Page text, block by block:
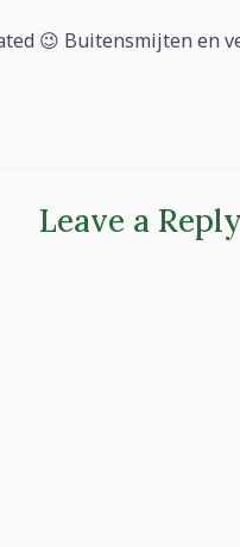
😉 Buitensmijten en
Leave a Reply